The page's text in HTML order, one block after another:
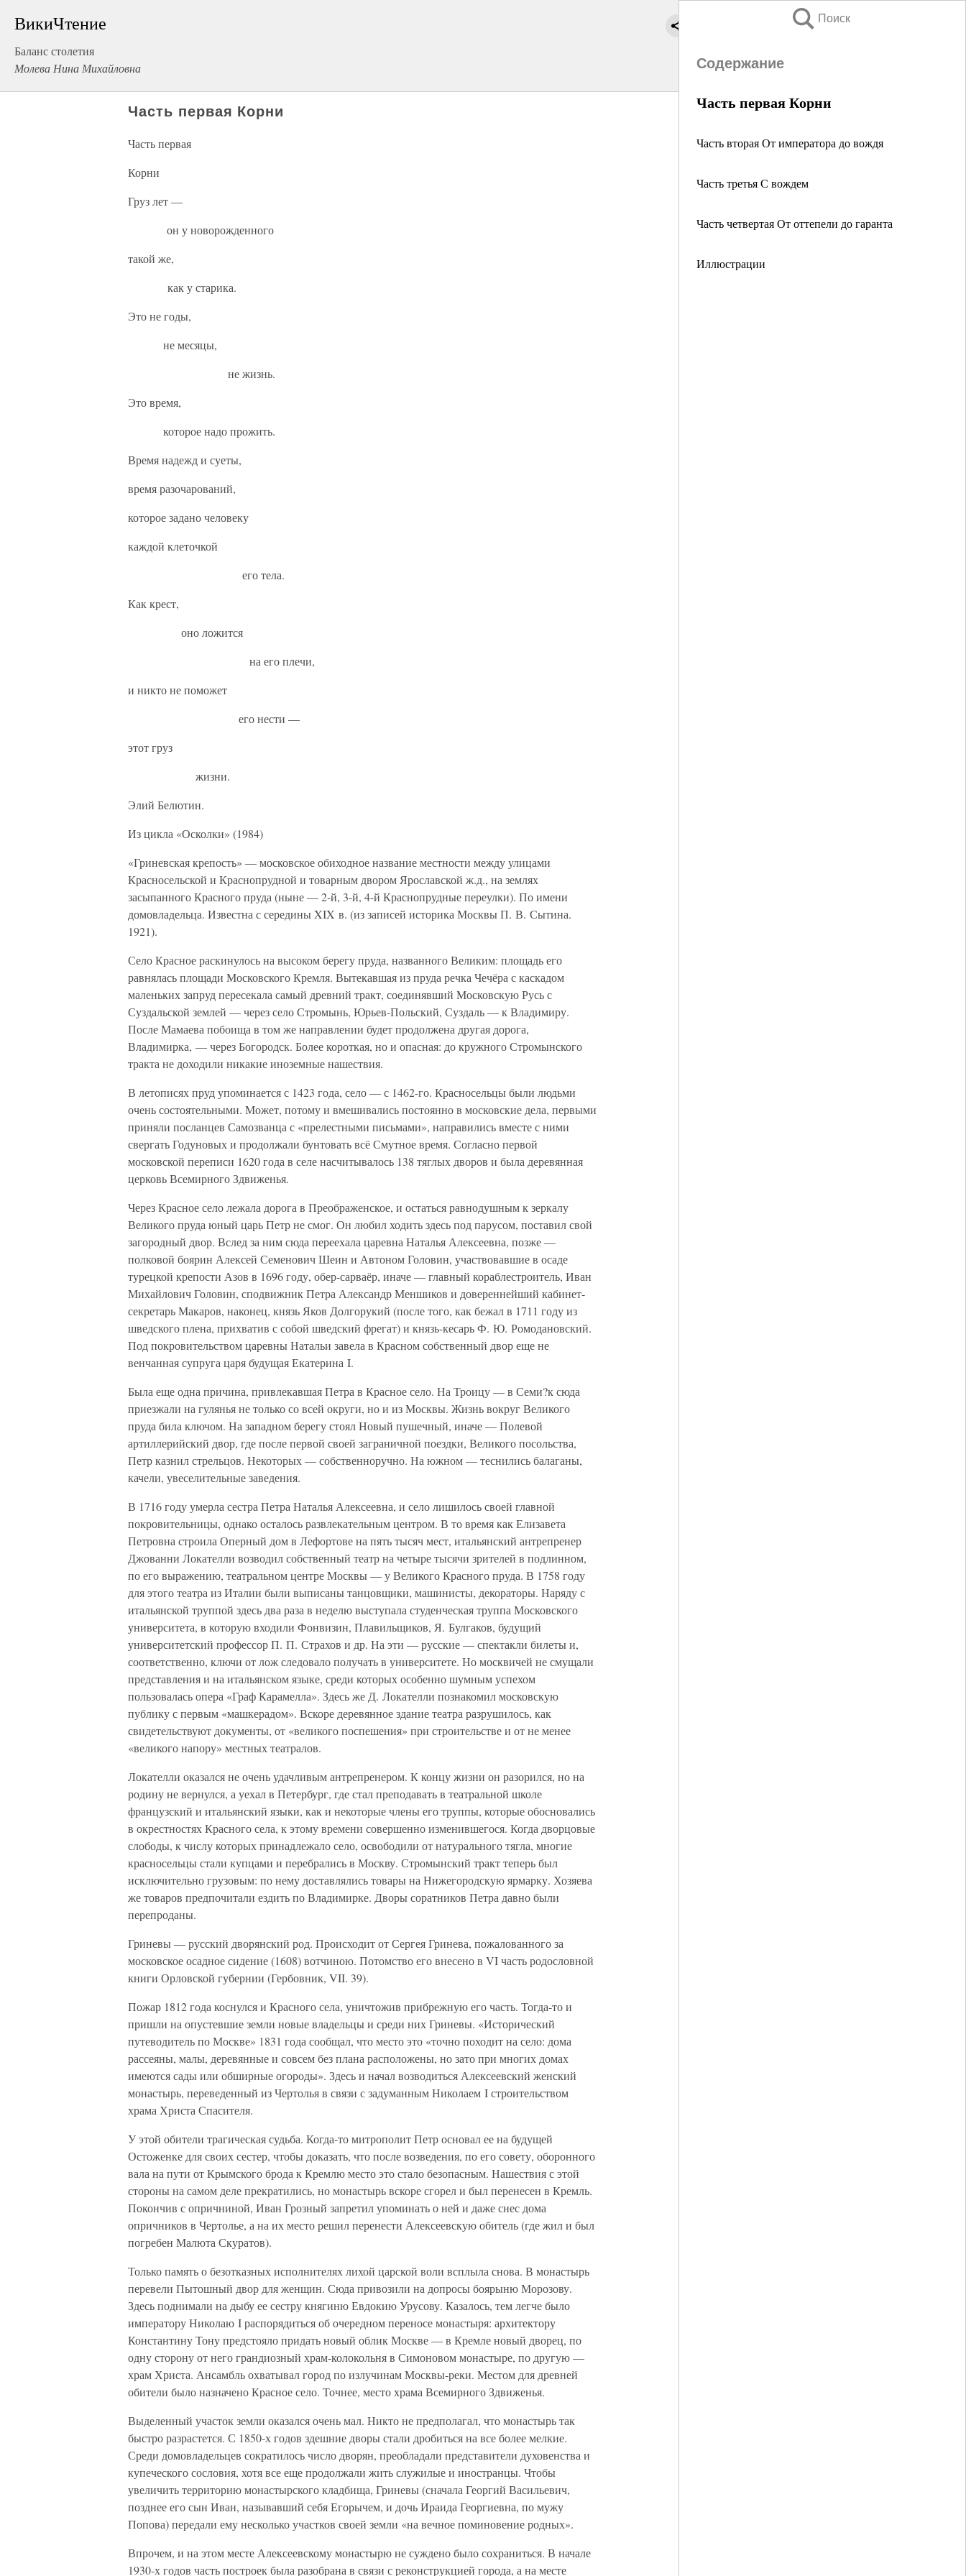
ВикиЧтение
Баланс столетия
Молева Нина Михайловна
Поиск
Содержание
Часть первая Корни
Часть вторая От императора до вождя
Часть третья С вождем
Часть четвертая От оттепели до гаранта
Иллюстрации
Часть первая Корни
Часть первая
Корни
Груз лет —
он у новорожденного
такой же,
как у старика.
Это не годы,
не месяцы,
не жизнь.
Это время,
которое надо прожить.
Время надежд и суеты,
время разочарований,
которое задано человеку
каждой клеточкой
его тела.
Как крест,
оно ложится
на его плечи,
и никто не поможет
его нести —
этот груз
жизни.
Элий Белютин.
Из цикла «Осколки» (1984)
«Гриневская крепость» — московское обиходное название местности между улицами
Красносельской и Краснопрудной и товарным двором Ярославской ж.д., на землях
засыпанного Красного пруда (ныне — 2-й, 3-й, 4-й Краснопрудные переулки). По имени
домовладельца. Известна с середины XIX в. (из записей историка Москвы П. В. Сытина.
1921).
Село Красное раскинулось на высоком берегу пруда, названного Великим: площадь его
равнялась площади Московского Кремля. Вытекавшая из пруда речка Чечёра с каскадом
маленьких запруд пересекала самый древний тракт, соединявший Московскую Русь с
Суздальской землей — через село Стромынь, Юрьев-Польский, Суздаль — к Владимиру.
После Мамаева побоища в том же направлении будет продолжена другая дорога,
Владимирка, — через Богородск. Более короткая, но и опасная: до кружного Стромынского
тракта не доходили никакие иноземные нашествия.
В летописях пруд упоминается с 1423 года, село — с 1462-го. Красносельцы были людьми
очень состоятельными. Может, потому и вмешивались постоянно в московские дела, первыми
приняли посланцев Самозванца с «прелестными письмами», направились вместе с ними
свергать Годуновых и продолжали бунтовать всё Смутное время. Согласно первой
московской переписи 1620 года в селе насчитывалось 138 тяглых дворов и была деревянная
церковь Всемирного Здвиженья.
Через Красное село лежала дорога в Преображенское, и остаться равнодушным к зеркалу
Великого пруда юный царь Петр не смог. Он любил ходить здесь под парусом, поставил свой
загородный двор. Вслед за ним сюда переехала царевна Наталья Алексеевна, позже —
полковой боярин Алексей Семенович Шеин и Автоном Головин, участвовавшие в осаде
турецкой крепости Азов в 1696 году, обер-сарваёр, иначе — главный кораблестроитель, Иван
Михайлович Головин, сподвижник Петра Александр Меншиков и довереннейший кабинет-
секретарь Макаров, наконец, князь Яков Долгорукий (после того, как бежал в 1711 году из
шведского плена, прихватив с собой шведский фрегат) и князь-кесарь Ф. Ю. Ромодановский.
Под покровительством царевны Натальи завела в Красном собственный двор еще не
венчанная супруга царя будущая Екатерина I.
Была еще одна причина, привлекавшая Петра в Красное село. На Троицу — в Семи?к сюда
приезжали на гулянья не только со всей округи, но и из Москвы. Жизнь вокруг Великого
пруда била ключом. На западном берегу стоял Новый пушечный, иначе — Полевой
артиллерийский двор, где после первой своей заграничной поездки, Великого посольства,
Петр казнил стрельцов. Некоторых — собственноручно. На южном — теснились балаганы,
качели, увеселительные заведения.
В 1716 году умерла сестра Петра Наталья Алексеевна, и село лишилось своей главной
покровительницы, однако осталось развлекательным центром. В то время как Елизавета
Петровна строила Оперный дом в Лефортове на пять тысяч мест, итальянский антрепренер
Джованни Локателли возводил собственный театр на четыре тысячи зрителей в подлинном,
по его выражению, театральном центре Москвы — у Великого Красного пруда. В 1758 году
для этого театра из Италии были выписаны танцовщики, машинисты, декораторы. Наряду с
итальянской труппой здесь два раза в неделю выступала студенческая труппа Московского
университета, в которую входили Фонвизин, Плавильщиков, Я. Булгаков, будущий
университетский профессор П. П. Страхов и др. На эти — русские — спектакли билеты и,
соответственно, ключи от лож следовало получать в университете. Но москвичей не смущали
представления и на итальянском языке, среди которых особенно шумным успехом
пользовалась опера «Граф Карамелла». Здесь же Д. Локателли познакомил московскую
публику с первым «машкерадом». Вскоре деревянное здание театра разрушилось, как
свидетельствуют документы, от «великого поспешения» при строительстве и от не менее
«великого напору» местных театралов.
Локателли оказался не очень удачливым антрепренером. К концу жизни он разорился, но на
родину не вернулся, а уехал в Петербург, где стал преподавать в театральной школе
французский и итальянский языки, как и некоторые члены его труппы, которые обосновались
в окрестностях Красного села, к этому времени совершенно изменившегося. Когда дворцовые
слободы, к числу которых принадлежало село, освободили от натурального тягла, многие
красносельцы стали купцами и перебрались в Москву. Стромынский тракт теперь был
исключительно грузовым: по нему доставлялись товары на Нижегородскую ярмарку. Хозяева
же товаров предпочитали ездить по Владимирке. Дворы соратников Петра давно были
перепроданы.
Гриневы — русский дворянский род. Происходит от Сергея Гринева, пожалованного за
московское осадное сидение (1608) вотчиною. Потомство его внесено в VI часть родословной
книги Орловской губернии (Гербовник, VII. 39).
Пожар 1812 года коснулся и Красного села, уничтожив прибрежную его часть. Тогда-то и
пришли на опустевшие земли новые владельцы и среди них Гриневы. «Исторический
путеводитель по Москве» 1831 года сообщал, что место это «точно походит на село: дома
рассеяны, малы, деревянные и совсем без плана расположены, но зато при многих домах
имеются сады или обширные огороды». Здесь и начал возводиться Алексеевский женский
монастырь, переведенный из Чертолья в связи с задуманным Николаем I строительством
храма Христа Спасителя.
У этой обители трагическая судьба. Когда-то митрополит Петр основал ее на будущей
Остоженке для своих сестер, чтобы доказать, что после возведения, по его совету, оборонного
вала на пути от Крымского брода к Кремлю место это стало безопасным. Нашествия с этой
стороны на самом деле прекратились, но монастырь вскоре сгорел и был перенесен в Кремль.
Покончив с опричниной, Иван Грозный запретил упоминать о ней и даже снес дома
опричников в Чертолье, а на их место решил перенести Алексеевскую обитель (где жил и был
погребен Малюта Скуратов).
Только память о безотказных исполнителях лихой царской воли всплыла снова. В монастырь
перевели Пытошный двор для женщин. Сюда привозили на допросы боярыню Морозову.
Здесь поднимали на дыбу ее сестру княгиню Евдокию Урусову. Казалось, тем легче было
императору Николаю I распорядиться об очередном переносе монастыря: архитектору
Константину Тону предстояло придать новый облик Москве — в Кремле новый дворец, по
одну сторону от него грандиозный храм-колокольня в Симоновом монастыре, по другую —
храм Христа. Ансамбль охватывал город по излучинам Москвы-реки. Местом для древней
обители было назначено Красное село. Точнее, место храма Всемирного Здвиженья.
Выделенный участок земли оказался очень мал. Никто не предполагал, что монастырь так
быстро разрастется. С 1850-х годов здешние дворы стали дробиться на все более мелкие.
Среди домовладельцев сократилось число дворян, преобладали представители духовенства и
купеческого сословия, хотя все еще продолжали жить служилые и иностранцы. Чтобы
увеличить территорию монастырского кладбища, Гриневы (сначала Георгий Васильевич,
позднее его сын Иван, называвший себя Егорычем, и дочь Ираида Георгиевна, по мужу
Попова) передали ему несколько участков своей земли «на вечное поминовение родных».
Впрочем, и на этом месте Алексеевскому монастырю не суждено было сохраниться. В начале
1930-х годов часть построек была разобрана в связи с реконструкцией города, а на месте